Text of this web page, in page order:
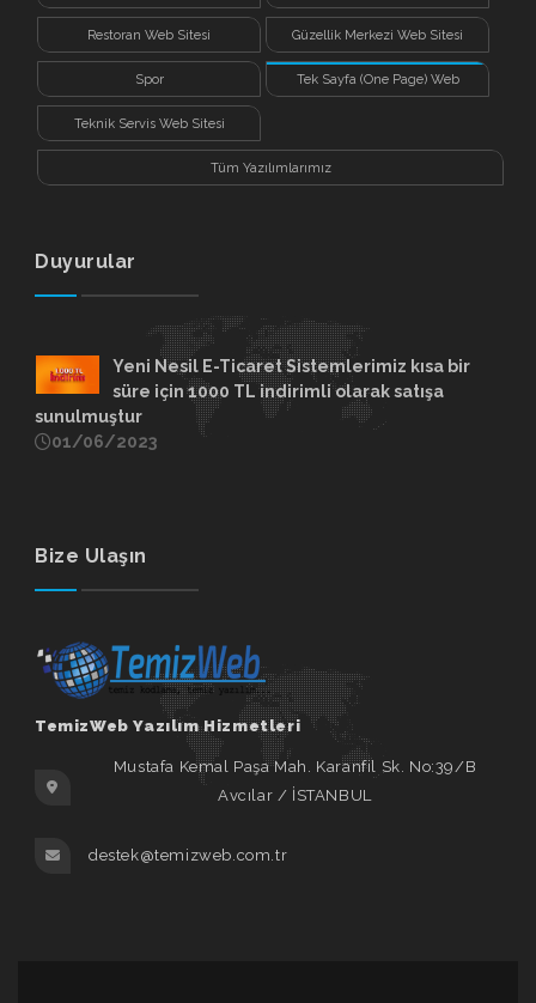
Restoran Web Sitesi Güzellik Merkezi Web Sitesi
Spor Tek Sayfa (One Page) Web
Teknik Servis Web Sitesi
Tüm Yazılımlarımız
Duyurular
Yeni Nesil E-Ticaret Sistemlerimiz kısa bir
süre için 1000 TL indirimli olarak satışa
sunulmuştur
01/06/2023
Bize Ulaşın
TemizWeb Yazılım Hizmetleri
Mustafa Kemal Paşa Mah. Karanfil Sk. No:39/B
Avcılar / İSTANBUL
destek@temizweb.com.tr